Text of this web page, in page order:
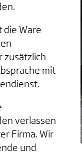
die Ware
zusätzlich
mit
verlassen
Firma. Wir
und